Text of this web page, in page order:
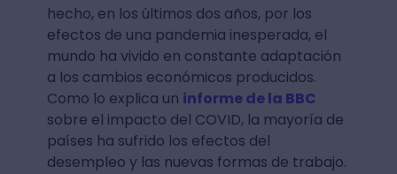
hecho, en los últimos dos años, por los
efectos de una pandemia inesperada, el
mundo ha vivido en constante adaptación
a los cambios económicos producidos.
Como lo explica un informe de la BBC
sobre el impacto del COVID, la mayoría de
países ha sufrido los efectos del
desempleo y las nuevas formas de trabajo.